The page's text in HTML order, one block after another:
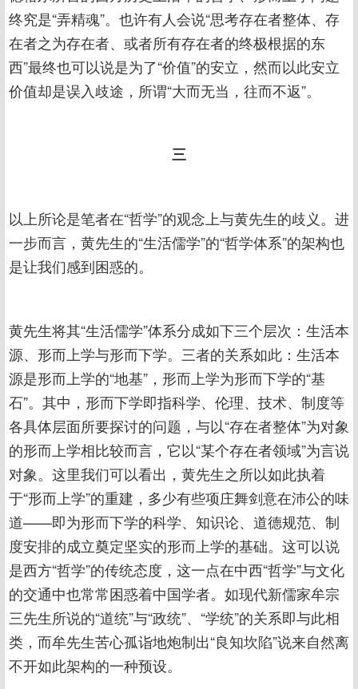
终究是“弄精魂”。也许有人会说“思考存在者整体、存
在者之为存在者、或者所有存在者的终极根据的东
西”最终也可以说是为了“价值”的安立，然而以此安立
价值却是误入歧途，所谓“大而无当，往而不返”。
三
以上所论是笔者在“哲学”的观念上与黄先生的歧义。进
一步而言，黄先生的“生活儒学”的“哲学体系”的架构也
是让我们感到困惑的。
黄先生将其“生活儒学”体系分成如下三个层次：生活本
源、形而上学与形而下学。三者的关系如此：生活本
源是形而上学的“地基”，形而上学为形而下学的“基
石”。其中，形而下学即指科学、伦理、技术、制度等
各具体层面所要探讨的问题，与以“存在者整体”为对象
的形而上学相比较而言，它以“某个存在者领域”为言说
对象。这里我们可以看出，黄先生之所以如此执着
于“形而上学”的重建，多少有些项庄舞剑意在沛公的味
道——即为形而下学的科学、知识论、道德规范、制
度安排的成立奠定坚实的形而上学的基础。这可以说
是西方“哲学”的传统态度，这一点在中西“哲学”与文化
的交通中也常常困惑着中国学者。如现代新儒家牟宗
三先生所说的“道统”与“政统”、“学统”的关系即与此相
类，而牟先生苦心孤诣地炮制出“良知坎陷”说来自然离
不开如此架构的一种预设。